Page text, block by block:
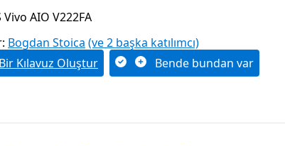
Vivo AIO V222FA
Bogdan Stoica (ve 2 başka katılımcı)
Bir Kılavuz Oluştur
Bende bundan var